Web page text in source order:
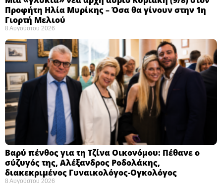
Προφήτη Ηλία Μυρίκης – Όσα θα γίνουν στην 1η
Γιορτή Μελιού
8 Αυγούστου 2026
Βαρύ πένθος για τη Τζίνα Οικονόμου: Πέθανε ο
σύζυγός της, Αλέξανδρος Ροδολάκης,
διακεκριμένος Γυναικολόγος-Ογκολόγος
8 Αυγούστου 2026